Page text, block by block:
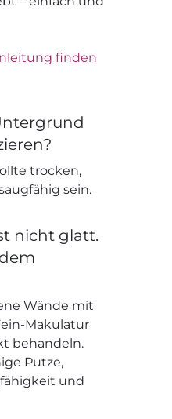
finden
trocken,
sein.
nicht glatt.
Wände mit
Makulatur
behandeln.
Putze,
und